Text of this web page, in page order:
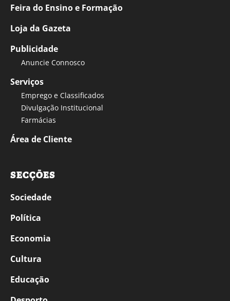
Feira do Ensino e Formação
Loja da Gazeta
Publicidade
Anuncie Connosco
Serviços
Emprego e Classificados
Divulgação Institucional
Farmácias
Área de Cliente
SECÇÕES
Sociedade
Política
Economia
Cultura
Educação